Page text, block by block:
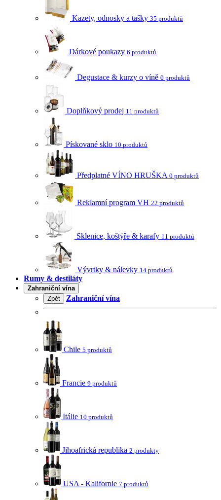
Kazety, odnosky a tašky 35 produktů
Dárkové poukazy 6 produktů
Degustace & kurzy o víně 0 produktů
Doplňkový prodej 11 produktů
Pískované sklo 10 produktů
Předplatné VÍNO HRUŠKA 0 produktů
Reklamní program VH 22 produktů
Sklenice, koštýře & karafy 11 produktů
Vývrtky & nálevky 14 produktů
Rumy & destiláty
Zahraniční vína
Zpět
Zahraniční vína
Chile 5 produktů
Francie 9 produktů
Itálie 10 produktů
Jihoafrická republika 2 produkty
USA - Kalifornie 7 produktů